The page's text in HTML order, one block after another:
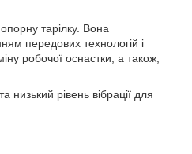
тарілку. Вона
передових технологій і
робочої оснастки, а також,
низький рівень вібрації для